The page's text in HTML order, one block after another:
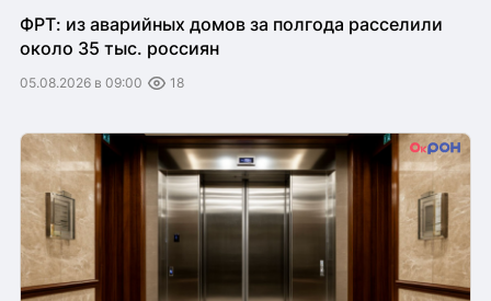
ФРТ: из аварийных домов за полгода расселили
около 35 тыс. россиян
05.08.2026 в 09:00 18